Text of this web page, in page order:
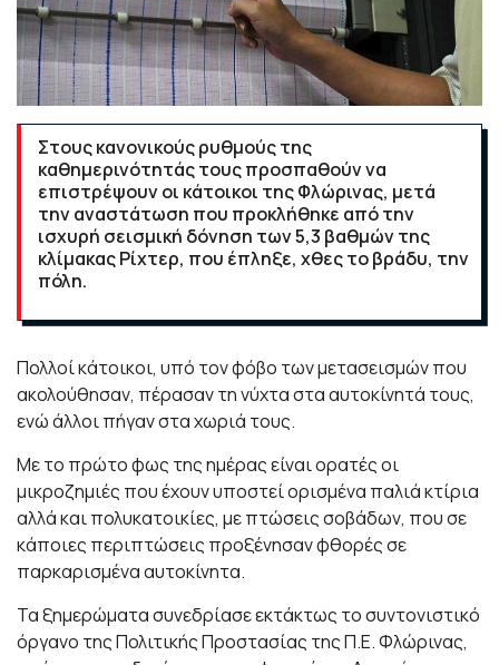
Στους κανονικούς ρυθμούς της
καθημερινότητάς τους προσπαθούν να
επιστρέψουν οι κάτοικοι της Φλώρινας, μετά
την αναστάτωση που προκλήθηκε από την
ισχυρή σεισμική δόνηση των 5,3 βαθμών της
κλίμακας Ρίχτερ, που έπληξε, χθες το βράδυ, την
πόλη.
Πολλοί κάτοικοι, υπό τον φόβο των μετασεισμών που
ακολούθησαν, πέρασαν τη νύχτα στα αυτοκίνητά τους,
ενώ άλλοι πήγαν στα χωριά τους.
Με το πρώτο φως της ημέρας είναι ορατές οι
μικροζημιές που έχουν υποστεί ορισμένα παλιά κτίρια
αλλά και πολυκατοικίες, με πτώσεις σοβάδων, που σε
κάποιες περιπτώσεις προξένησαν φθορές σε
παρκαρισμένα αυτοκίνητα.
Τα ξημερώματα συνεδρίασε εκτάκτως το συντονιστικό
όργανο της Πολιτικής Προστασίας της Π.Ε. Φλώρινας,